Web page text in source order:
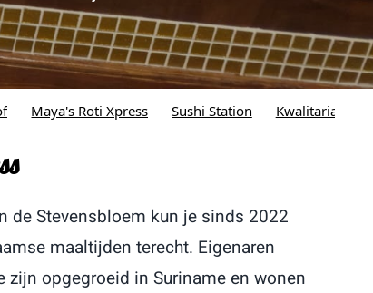
Sushi Station Kwalitaria New York Pizza
de Stevensbloem kun je sinds 2022
maaltijden terecht. Eigenaren
zijn opgegroeid in Suriname en wonen